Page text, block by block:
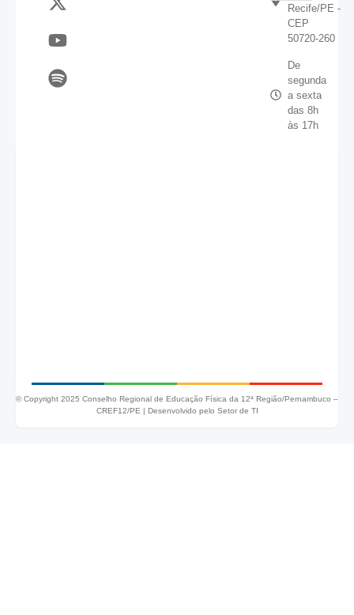
Recife/PE -
CEP
50720-260
De
segunda
a sexta
das 8h
às 17h
© Copyright 2025 Conselho Regional de Educação Física da 12ª Região/Pernambuco –
CREF12/PE | Desenvolvido pelo Setor de TI